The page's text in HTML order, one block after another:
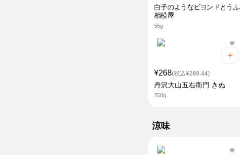
白子のようなビヨンドとうふ
相模屋
55g
¥268(税込¥289.44)
丹沢大山五右衛門 きぬ
250g
涼味